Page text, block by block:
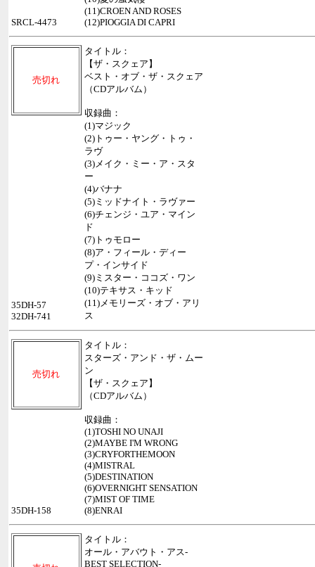
(11)CROEN AND ROSES
(12)PIOGGIA DI CAPRI
SRCL-4473
売切れ
タイトル：
【ザ・スクェア】
ベスト・オブ・ザ・スクェア
（CDアルバム）
収録曲：
(1)マジック
(2)トゥー・ヤング・トゥ・
ラヴ
(3)メイク・ミー・ア・スタ
ー
(4)バナナ
(5)ミッドナイト・ラヴァー
(6)チェンジ・ユア・マイン
ド
(7)トゥモロー
(8)ア・フィール・ディー
プ・インサイド
(9)ミスター・ココズ・ワン
(10)テキサス・キッド
(11)メモリーズ・オブ・アリ
ス
35DH-57
32DH-741
売切れ
タイトル：
スターズ・アンド・ザ・ムー
ン
【ザ・スクェア】
（CDアルバム）
収録曲：
(1)TOSHI NO UNAJI
(2)MAYBE I'M WRONG
(3)CRYFORTHEMOON
(4)MISTRAL
(5)DESTINATION
(6)OVERNIGHT SENSATION
(7)MIST OF TIME
(8)ENRAI
35DH-158
タイトル：
オール・アバウト・アス-
BEST SELECTION-